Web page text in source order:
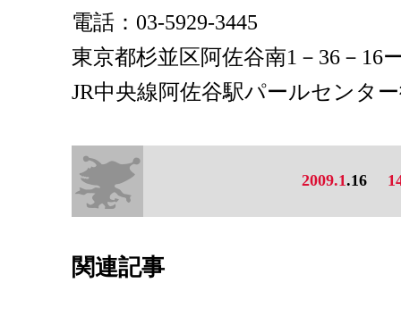
電話：03-5929-3445
東京都杉並区阿佐谷南1－36－16
JR中央線阿佐谷駅パールセンタ
2009.1.16
関連記事